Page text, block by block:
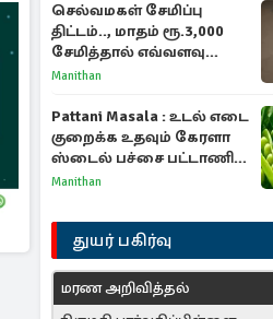
செல்வமகள் சேமிப்பு
திட்டம்.., மாதம் ரூ.3,000
சேமித்தால் எவ்வளவு
கிடைக்கும்?
Manithan
Pattani Masala : உடல் எடை
குறைக்க உதவும் கேரளா
ஸ்டைல் பச்சை பட்டாணி
கிரேவி
Manithan
துயர் பகிர்வு
மரண அறிவித்தல்